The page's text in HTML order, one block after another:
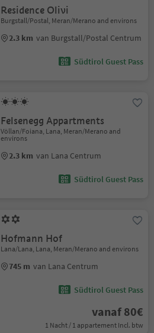
Residence Olivi
Burgstall/Postal, Meran/Merano and environs
2.3 km van Burgstall/Postal Centrum
Südtirol Guest Pass
Felsenegg Appartments
Völlan/Foiana, Lana, Meran/Merano and
environs
2.3 km van Lana Centrum
Südtirol Guest Pass
Hofmann Hof
Lana/Lana, Lana, Meran/Merano and environs
745 m van Lana Centrum
Südtirol Guest Pass
vanaf 80€
1 Nacht / 1 appartement Incl. btw